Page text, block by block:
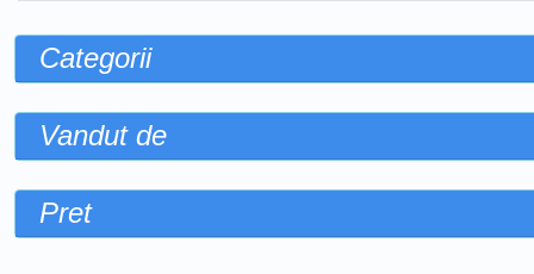
Categorii
Vandut de
Pret